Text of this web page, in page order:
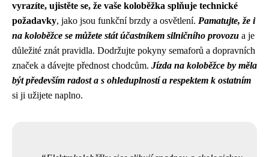
vyrazíte, ujistěte se, že vaše koloběžka splňuje technické
požadavky, jako jsou funkční brzdy a osvětlení. Pamatujte, že i
na koloběžce se můžete stát účastníkem silničního provozu a je
důležité znát pravidla. Dodržujte pokyny semaforů a dopravních
značek a dávejte přednost chodcům. Jízda na koloběžce by měla
být především radost a s ohleduplností a respektem k ostatním
si ji užijete naplno.